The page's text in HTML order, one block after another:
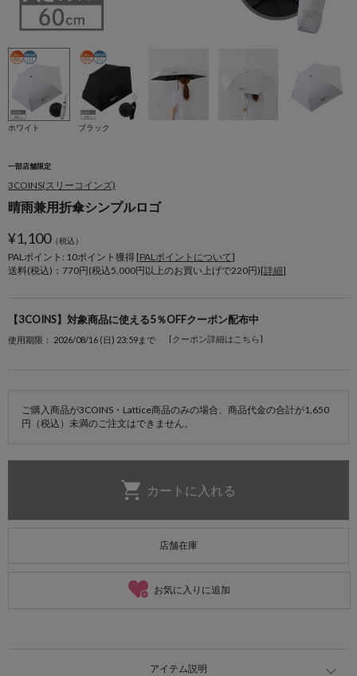
ホワイト ブラック
一部店舗限定
3COINS(スリーコインズ)
晴雨兼用折傘シンプルロゴ
¥1,100（税込）
PALポイント: 10ポイント獲得 [PALポイントについて]
送料(税込)：770円(税込5,000円以上のお買い上げで220円)[詳細]
【3COINS】対象商品に使える5％OFFクーポン配布中
使用期限： 2026/08/16 (日) 23:59まで [クーポン詳細はこちら]
ご購入商品が3COINS・Lattice商品のみの場合、商品代金の合計が1,650
円（税込）未満のご注文はできません。
店舗在庫
お気に入りに追加
アイテム説明